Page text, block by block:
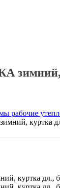
зимний,
рабочие
куртка